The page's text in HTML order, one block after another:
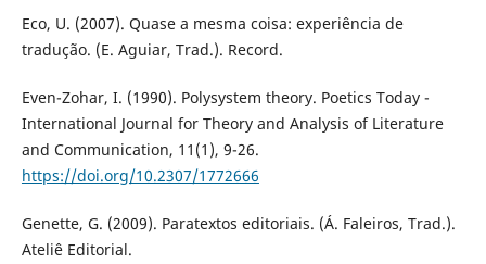
Eco, U. (2007). Quase a mesma coisa: experiência de
tradução. (E. Aguiar, Trad.). Record.
Even-Zohar, I. (1990). Polysystem theory. Poetics Today -
International Journal for Theory and Analysis of Literature
and Communication, 11(1), 9-26.
https://doi.org/10.2307/1772666
Genette, G. (2009). Paratextos editoriais. (Á. Faleiros, Trad.).
Ateliê Editorial.